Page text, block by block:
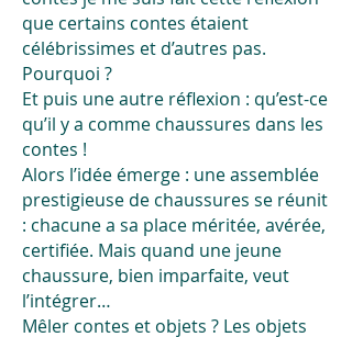
que certains contes étaient
célébrissimes et d’autres pas.
Pourquoi ?
Et puis une autre réflexion : qu’est-ce
qu’il y a comme chaussures dans les
contes !
Alors l’idée émerge : une assemblée
prestigieuse de chaussures se réunit
: chacune a sa place méritée, avérée,
certifiée. Mais quand une jeune
chaussure, bien imparfaite, veut
l’intégrer…
Mêler contes et objets ? Les objets